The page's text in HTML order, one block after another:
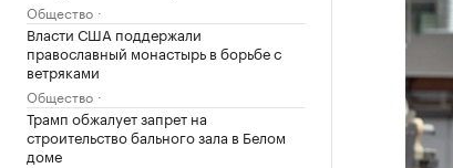
Общество
Власти США поддержали
православный монастырь в борьбе с
ветряками
Общество
Трамп обжалует запрет на
строительство бального зала в Белом
доме